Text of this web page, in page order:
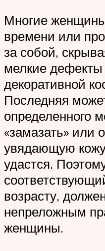
Многие
времени или
за собой,
мелкие
декоративной
Последняя
определенного
«замазать» или
увядающую
удастся.
возрасту,
непреложным
женщины.